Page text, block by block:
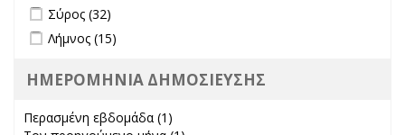
Apply Σύρος filter
Σύρος (32)
Apply Λήμνος filter
Λήμνος (15)
ΗΜΕΡΟΜΗΝΙΑ ΔΗΜΟΣΙΕΥΣΗΣ
Περασμένη εβδομάδα (1)